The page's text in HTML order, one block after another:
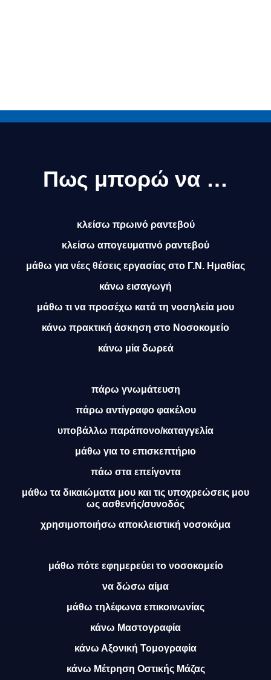
Πως μπορώ να …
κλείσω πρωινό ραντεβού
κλείσω απογευματινό ραντεβού
μάθω για νέες θέσεις εργασίας στο Γ.Ν. Ημαθίας
κάνω εισαγωγή
μάθω τι να προσέχω κατά τη νοσηλεία μου
κάνω πρακτική άσκηση στο Νοσοκομείο
κάνω μία δωρεά
πάρω γνωμάτευση
πάρω αντίγραφο φακέλου
υποβάλλω παράπονο/καταγγελία
μάθω για το επισκεπτήριο
πάω στα επείγοντα
μάθω τα δικαιώματα μου και τις υποχρεώσεις μου
ως ασθενής/συνοδός
χρησιμοποιήσω αποκλειστική νοσοκόμα
μάθω πότε εφημερεύει το νοσοκομείο
να δώσω αίμα
μάθω τηλέφωνα επικοινωνίας
κάνω Μαστογραφία
κάνω Αξονική Τομογραφία
κάνω Μέτρηση Οστικής Μάζας